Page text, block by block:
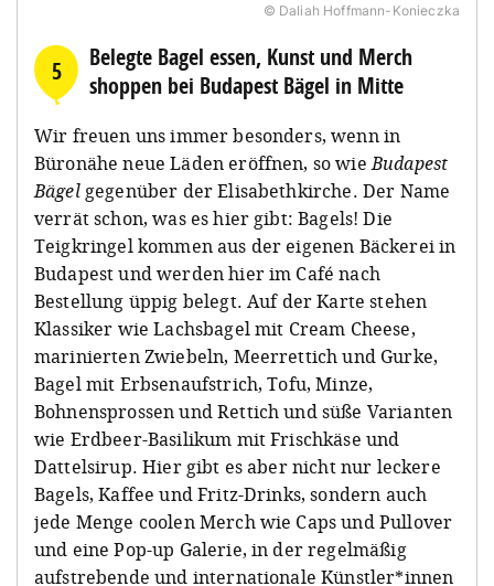
© Daliah Hoffmann-Konieczka
5
Belegte Bagel essen, Kunst und Merch
shoppen bei Budapest Bägel in Mitte
Wir freuen uns immer besonders, wenn in
Büronähe neue Läden eröffnen, so wieBudapest
Bägelgegenüber der Elisabethkirche. Der Name
verrät schon, was es hier gibt: Bagels! Die
Teigkringel kommen aus der eigenen Bäckerei in
Budapest und werden hier im Café nach
Bestellung üppig belegt. Auf der Karte stehen
Klassiker wie Lachsbagel mit Cream Cheese,
marinierten Zwiebeln, Meerrettich und Gurke,
Bagel mit Erbsenaufstrich, Tofu, Minze,
Bohnensprossen und Rettich und süße Varianten
wie Erdbeer-Basilikum mit Frischkäse und
Dattelsirup. Hier gibt es aber nicht nur leckere
Bagels, Kaffee und Fritz-Drinks, sondern auch
jede Menge coolen Merch wie Caps und Pullover
und eine Pop-up Galerie, in der regelmäßig
aufstrebende und internationale Künstler*innen